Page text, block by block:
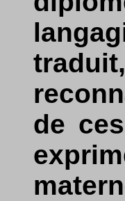
de